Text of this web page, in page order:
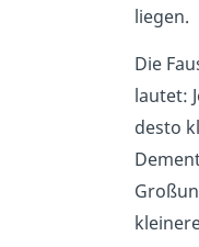
liegen.
Die
lautet:
desto